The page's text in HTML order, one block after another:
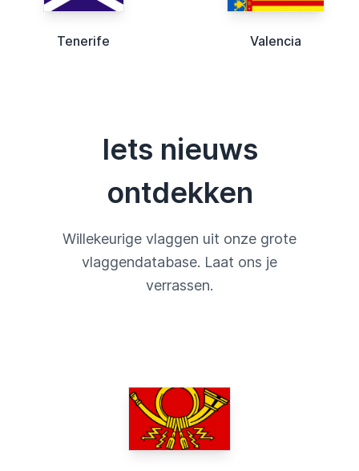
Tenerife Valencia
Iets nieuws
ontdekken
Willekeurige vlaggen uit onze grote
vlaggendatabase. Laat ons je
verrassen.